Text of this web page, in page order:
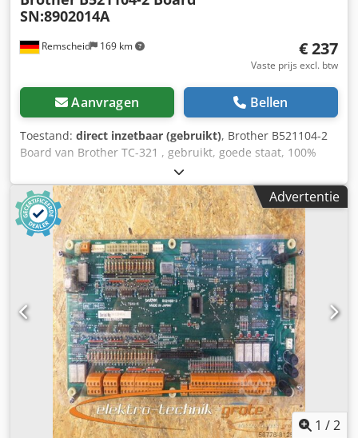
Remscheid 169 km
SN:8902014A
€ 237
Vaste prijs excl. btw
Aanvragen Bellen
Toestand: direct inzetbaar (gebruikt), Brother B521104-2
Board van Brother TC-321 , gebruikt, goede staat, 100%
functioneel. Dcsdpfx Agoi D Uk Honsk
Advertentie
1 /2